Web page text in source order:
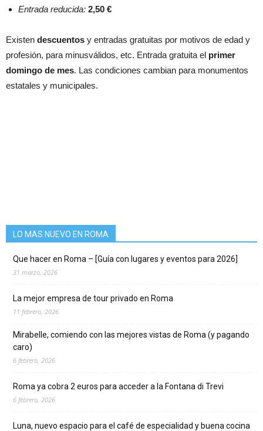
Entrada reducida: 2,50 €
Existen descuentos y entradas gratuitas por motivos de edad y
profesión, para minusválidos, etc. Entrada gratuita el primer
domingo de mes. Las condiciones cambian para monumentos
estatales y municipales.
LO MAS NUEVO EN ROMA
Que hacer en Roma – [Guía con lugares y eventos para 2026]
31 marzo, 2026
La mejor empresa de tour privado en Roma
11 febrero, 2026
Mirabelle, comiendo con las mejores vistas de Roma (y pagando
caro)
6 febrero, 2026
Roma ya cobra 2 euros para acceder a la Fontana di Trevi
6 febrero, 2026
Luna, nuevo espacio para el café de especialidad y buena cocina